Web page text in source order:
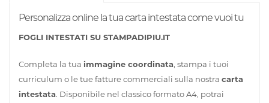
Personalizza online la tua carta intestata come vuoi tu
FOGLI INTESTATI SU STAMPADIPIU.IT
Completa la tua immagine coordinata, stampa i tuoi
curriculum o le tue fatture commerciali sulla nostra carta
intestata. Disponibile nel classico formato A4, potrai